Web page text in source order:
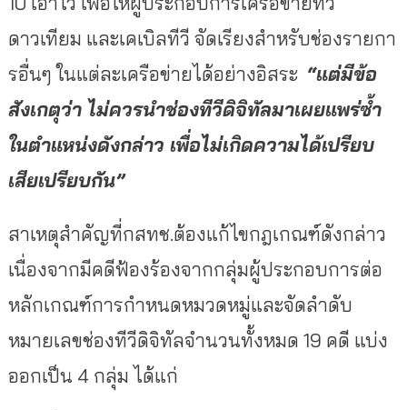
ดาวเทียม และเคเบิลทีวี จัดเรียงสำหรับช่องรายกา
รอื่นๆ ในแต่ละเครือข่ายได้อย่างอิสระ “แต่มีข้อ
สังเกตุว่า ไม่ควรนำช่องทีวีดิจิทัลมาเผยแพร่ซ้ำ
ในตำแหน่งดังกล่าว เพื่อไม่เกิดความได้เปรียบ
เสียเปรียบกัน”
สาเหตุสำคัญที่กสทช.ต้องแก้ไขกฎเกณฑ์ดังกล่าว
เนื่องจากมีคดีฟ้องร้องจากกลุ่มผู้ประกอบการต่อ
หลักเกณฑ์การกำหนดหมวดหมู่และจัดลำดับ
หมายเลขช่องทีวีดิจิทัลจำนวนทั้งหมด 19 คดี แบ่ง
ออกเป็น 4 กลุ่ม ได้แก่